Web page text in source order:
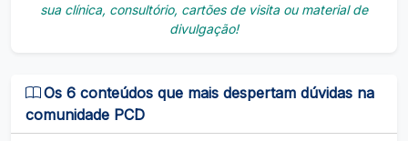
sua clínica, consultório, cartões de visita ou material de
divulgação!
Os 6 conteúdos que mais despertam dúvidas na
comunidade PCD